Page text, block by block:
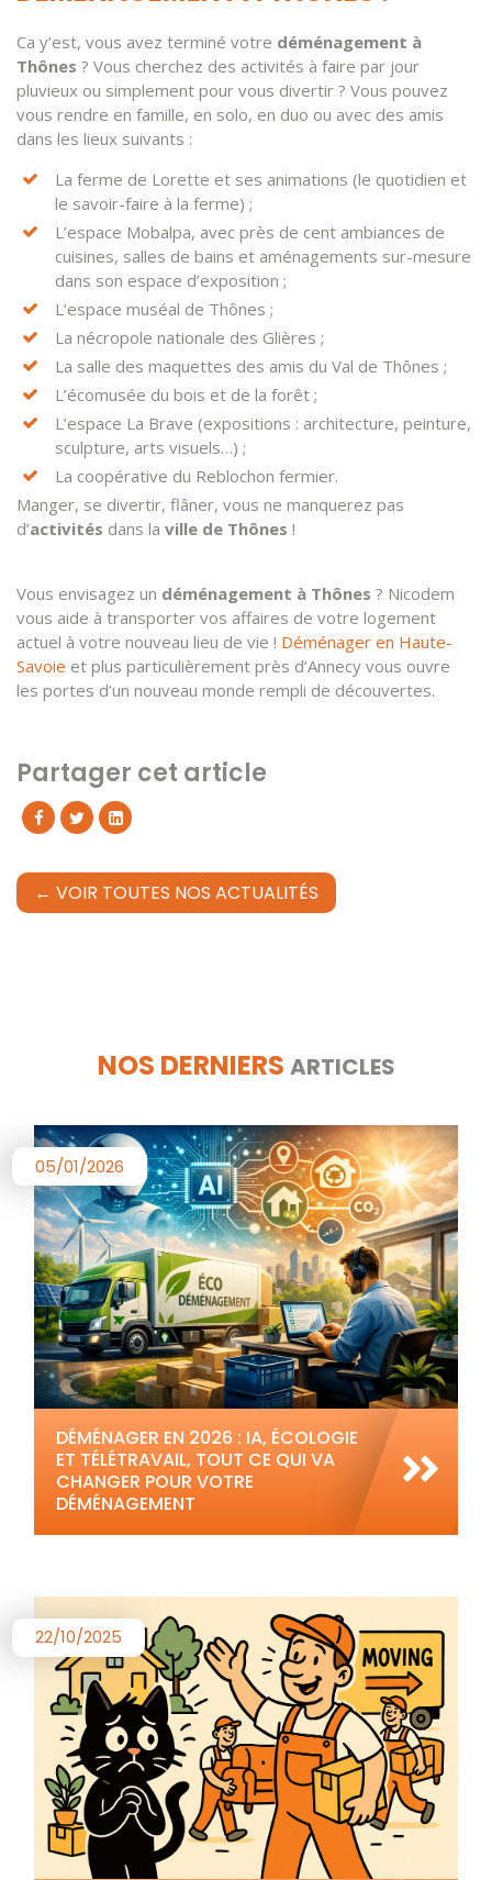
Ca y’est, vous avez terminé votre déménagement à
Thônes ? Vous cherchez des activités à faire par jour
pluvieux ou simplement pour vous divertir ? Vous pouvez
vous rendre en famille, en solo, en duo ou avec des amis
dans les lieux suivants :
La ferme de Lorette et ses animations (le quotidien et
le savoir-faire à la ferme) ;
L’espace Mobalpa, avec près de cent ambiances de
cuisines, salles de bains et aménagements sur-mesure
dans son espace d’exposition ;
L’espace muséal de Thônes ;
La nécropole nationale des Glières ;
La salle des maquettes des amis du Val de Thônes ;
L’écomusée du bois et de la forêt ;
L’espace La Brave (expositions : architecture, peinture,
sculpture, arts visuels…) ;
La coopérative du Reblochon fermier.
Manger, se divertir, flâner, vous ne manquerez pas
d’activités dans la ville de Thônes !
Vous envisagez un déménagement à Thônes ? Nicodem
vous aide à transporter vos affaires de votre logement
actuel à votre nouveau lieu de vie ! Déménager en Haute-
Savoie et plus particulièrement près d’Annecy vous ouvre
les portes d’un nouveau monde rempli de découvertes.
Partager cet article
← VOIR TOUTES NOS ACTUALITÉS
NOS DERNIERS ARTICLES
05/01/2026
DÉMÉNAGER EN 2026 : IA, ÉCOLOGIE
ET TÉLÉTRAVAIL, TOUT CE QUI VA
CHANGER POUR VOTRE
DÉMÉNAGEMENT
22/10/2025